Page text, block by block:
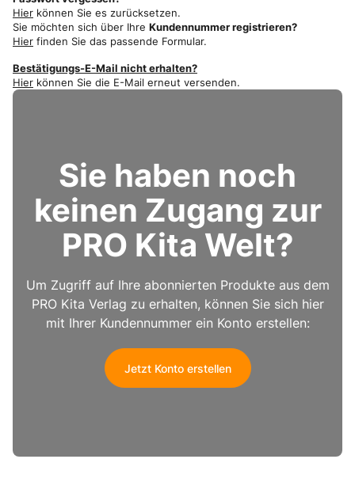
Hier können Sie es zurücksetzen.
Sie möchten sich über Ihre Kundennummer registrieren?
Hier finden Sie das passende Formular.
Bestätigungs-E-Mail nicht erhalten?
Hier können Sie die E-Mail erneut versenden.
Sie haben noch
keinen Zugang zur
PRO Kita Welt?
Um Zugriff auf Ihre abonnierten Produkte aus dem
PRO Kita Verlag zu erhalten, können Sie sich hier
mit Ihrer Kundennummer ein Konto erstellen:
Jetzt Konto erstellen